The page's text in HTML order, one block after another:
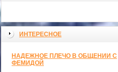
ИНТЕРЕСНОЕ
НАДЕЖНОЕ ПЛЕЧО В ОБЩЕНИИ С
ФЕМИДОЙ